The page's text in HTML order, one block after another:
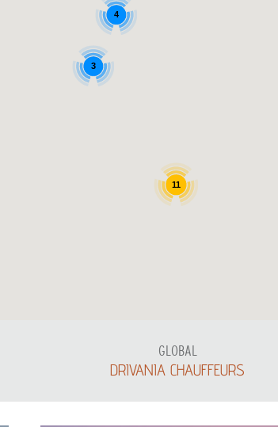
4
3
11
GLOBAL
DRIVANIA CHAUFFEURS